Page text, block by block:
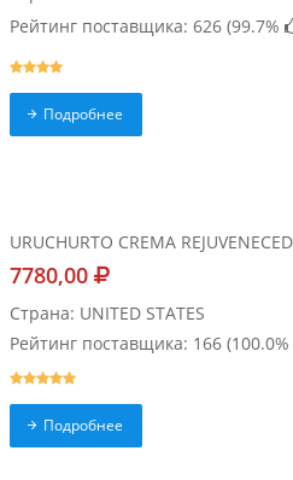
Рейтинг поставщика: 626 (99.7%
Подробнее
URUCHURTO CREMA
7780,00
Страна: UNITED STATES
Рейтинг поставщика: 166 (100.0%
Подробнее